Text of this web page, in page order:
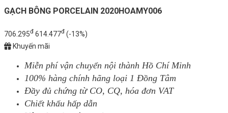
GẠCH BÔNG PORCELAIN 2020HOAMY006
706.295đ 614.477đ (-13%)
Khuyến mãi
Miễn phí vận chuyển nội thành Hồ Chí Minh
100% hàng chính hãng loại 1 Đồng Tâm
Đầy đủ chứng từ CO, CQ, hóa đơn VAT
Chiết khấu hấp dẫn